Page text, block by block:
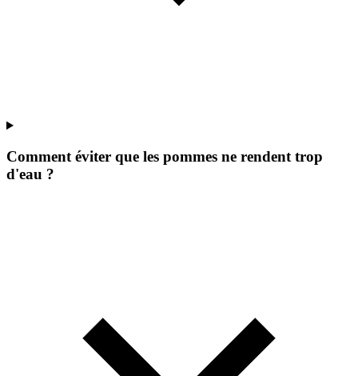
Comment éviter que les pommes ne rendent trop
d'eau ?